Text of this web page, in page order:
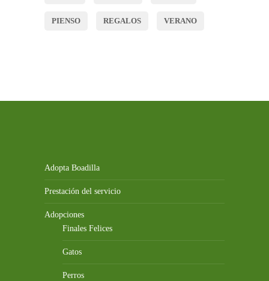
PIENSO REGALOS VERANO
Adopta Boadilla
Prestación del servicio
Adopciones
Finales Felices
Gatos
Perros